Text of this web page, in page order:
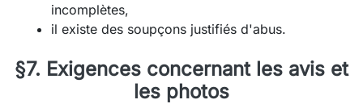
incomplètes,
il existe des soupçons justifiés d'abus.
§7. Exigences concernant les avis et
les photos